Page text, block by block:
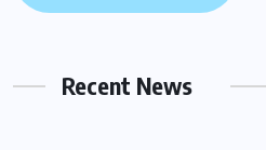
Recent News